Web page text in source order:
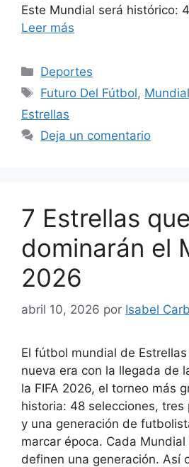
Este Mundial será histórico:
Leer más
Categorías
Deportes
Etiquetas
Futuro Del Fútbol,
Estrellas
Deja un comentario
7 Estrellas que
dominarán el
2026
abril 10, 2026 por Isabel
El fútbol mundial de
nueva era con la llegada de
la FIFA 2026, el torneo más
historia: 48 selecciones, tres
y una generación de
marcar época. Cada
definen una generación. Así